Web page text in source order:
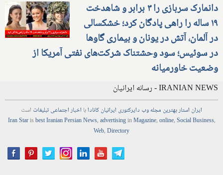
دانمارک سربازی را ۳ برابر و شاهدخت
۱۹ ساله را راهی پادگان کرد؛ خشکسالی
در آلمان، آتش در یونان و بیماری گاوها
در سوئیس؛ سود وحشتناک شرکت‌های نفتی آمریکا از
وضعیت خاورمیانه
IRANIAN NEWS - رسانه ایرانیان
ایران استاربهترین مجلهوب دایرکتوری ایرانیان کانادابا اخباراجتماعیتبلیغات است
Iran Starisbest Iranian PersianNews,advertisinginMagazine,online,Social Business,
Web,Directory